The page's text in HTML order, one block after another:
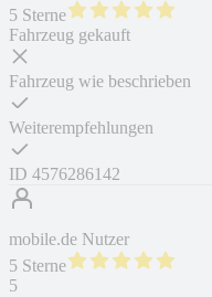
5 Sterne
Fahrzeug gekauft
Fahrzeug wie beschrieben
Weiterempfehlungen
ID 4576286142
mobile.de Nutzer
5 Sterne
5